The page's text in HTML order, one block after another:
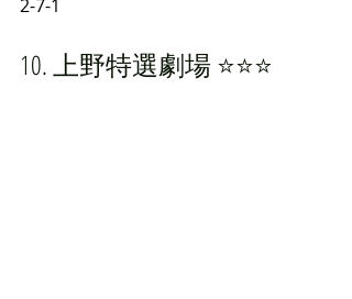
2-7-1
10. 上野特選劇場 ⭐️⭐️⭐️